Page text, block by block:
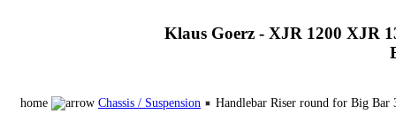
Klaus Goerz - XJR 1200 XJR
home Chassis / Suspension Handlebar Riser round for Big Bar